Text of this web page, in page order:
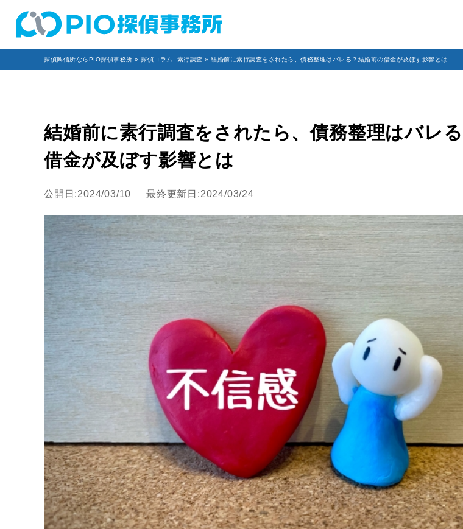
探偵興信所ならPIO探偵事務所 » 探偵コラム 素行調査 » 結婚前に素行調査をされたら、債務整理はバレる？結婚前の借金が及ぼす影響とは
結婚前に素行調査をされたら、債務整理はバレ
借金が及ぼす影響とは
公開日:2024/03/10 最終更新日:2024/03/24